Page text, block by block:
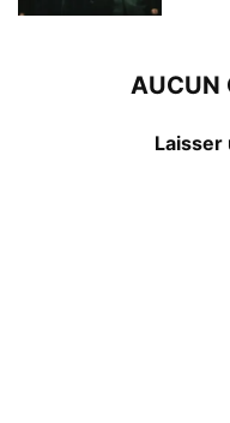
AUCUN
Laisser